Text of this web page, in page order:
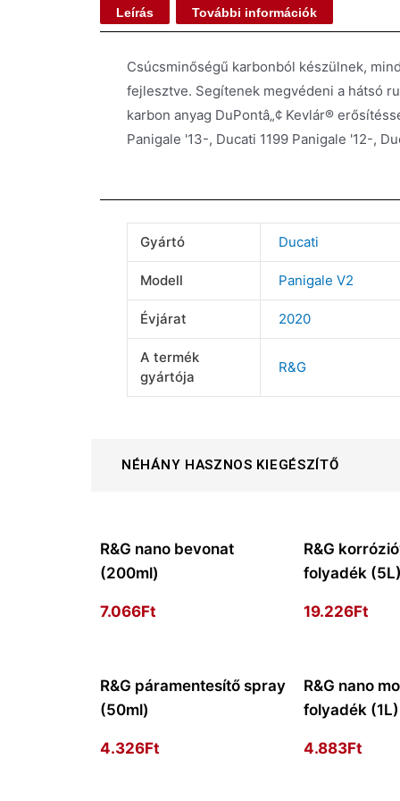
Leírás További információk
Csúcsminőségű karbonból készülnek,
fejlesztve. Segítenek megvédeni a hátsó
karbon anyag DuPontâ„¢ Kevlár®
Panigale '13-, Ducati 1199 Panigale '12-,
Gyártó Ducati
Modell Panigale V2
Évjárat 2020
A termék
gyártója
R&G
NÉHÁNY HASZNOS KIEGÉSZÍTŐ
R&G nano bevonat
(200ml)
7.066Ft
R&G
folyadék
19.226Ft
R&G páramentesítő spray
(50ml)
4.326Ft
R&G nano
folyadék (1L)
4.883Ft